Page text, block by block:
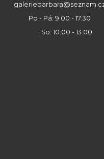
Po - Pá: 9:00 - 17:30
So: 10:00 - 13:00